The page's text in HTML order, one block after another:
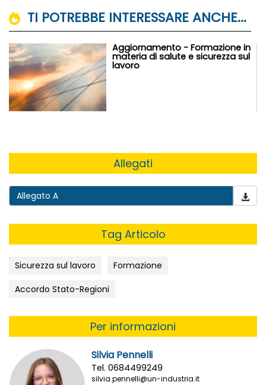
TI POTREBBE INTERESSARE ANCHE...
Aggiornamento - Formazione in
materia di salute e sicurezza sul
lavoro
Allegati
Allegato A
Tag Articolo
Sicurezza sul lavoro
Formazione
Accordo Stato-Regioni
Per informazioni
Silvia Pennelli
Tel. 0684499249
silvia.pennelli@un-industria.it